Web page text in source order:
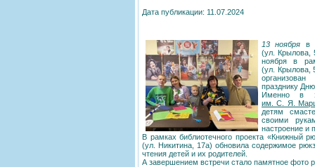
Дата публикации: 11.07.2024
13 ноября в
(ул. Крылова,
ноября в
(ул. Крылова,
организован
празднику
Именно в
им. С. Я.
детям
своими
настроение и
В рамках библиотечного проекта «Книжный
(ул. Никитина, 17а) обновила содержимое
чтения детей и их родителей.
А завершением встречи стало памятное фото